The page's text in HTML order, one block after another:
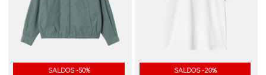
SALDOS -50% SALDOS -20%